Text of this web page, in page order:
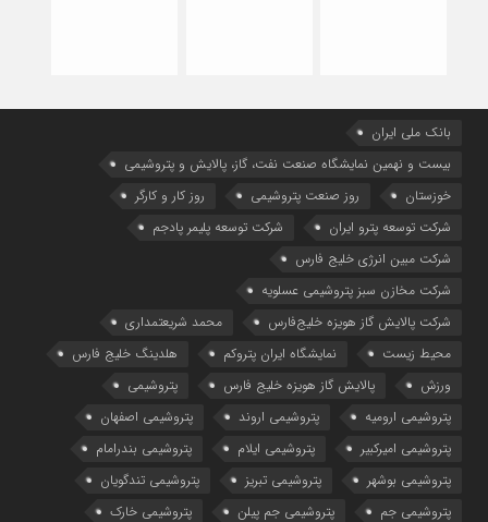
بانک ملی ایران
بیست و نهمین نمایشگاه صنعت نفت، گاز، پالایش و پتروشیمی
خوزستان
روز صنعت پتروشیمی
روز کار و کارگر
شركت توسعه پترو ایران
شرکت توسعه پلیمر پادجم
شرکت مبین انرژی خلیج فارس
شرکت مخازن سبز پتروشیمی عسلویه
شرکت پالایش گاز هویزه خلیج‌فارس
محمد شریعتمداری
محیط زیست
نمایشگاه ایران پتروکم
هلدینگ خلیج فارس
ورزش
پالایش گاز هویزه خلیج فارس
پتروشیمی
پتروشیمی ارومیه
پتروشیمی اروند
پتروشیمی اصفهان
پتروشیمی امیرکبیر
پتروشیمی ایلام
پتروشیمی بندرامام
پتروشیمی بوشهر
پتروشیمی تبریز
پتروشیمی تندگویان
پتروشیمی جم
پتروشیمی جم پیلن
پتروشیمی خارک